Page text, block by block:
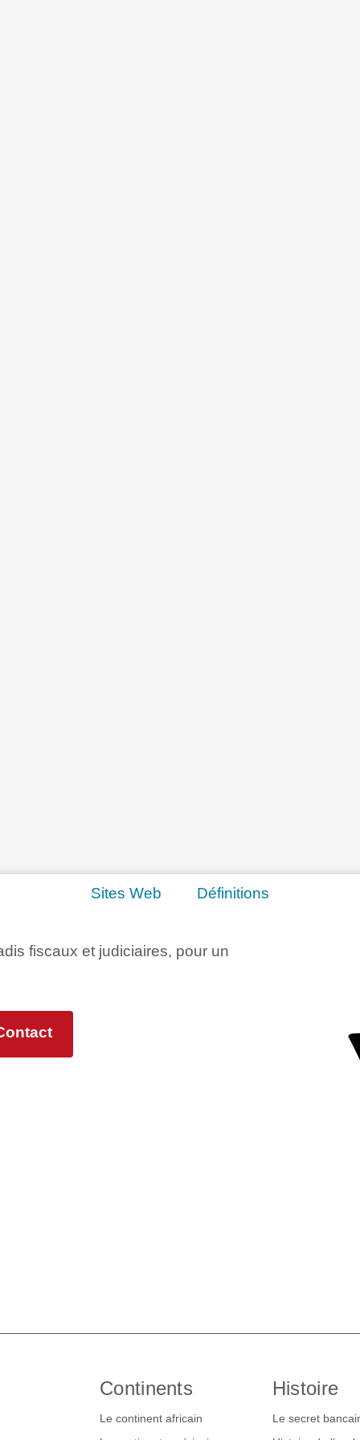
Sites Web Définitions
fiscaux et judiciaires, pour un
Continents
Le continent africain
Histoire
Le secret